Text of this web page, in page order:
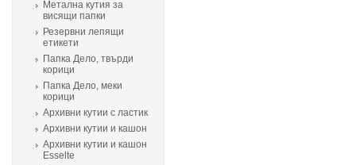
Метална кутия за
висящи папки
Резервни лепящи
етикети
Папка Дело, твърди
корици
Папка Дело, меки
корици
Архивни кутии с ластик
Архивни кутии и кашон
Архивни кутии и кашон
Еsselte